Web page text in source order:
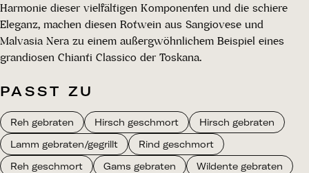
Harmonie dieser vielfältigen Komponenten und die schiere
Eleganz, machen diesen Rotwein aus Sangiovese und
Malvasia Nera zu einem außergwöhnlichem Beispiel eines
grandiosen Chianti Classico der Toskana.
PASST ZU
Reh gebraten Hirsch geschmort
Hirsch gebraten
Lamm gebraten/gegrillt
Rind geschmort
Reh geschmort
Gams gebraten
Wildente gebraten